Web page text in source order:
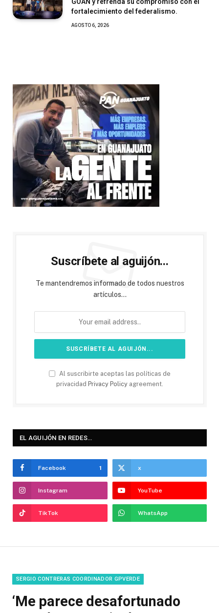
fortalecimiento del federalismo.
AGOSTO 6, 2026
Suscríbete al aguijón...
Te mantendremos informado de todos nuestros
artículos...
Al suscribirte aceptas las políticas de
privacidad Privacy Policy agreement.
EL AGUIJÓN EN REDES…
Facebook 1 x
Instagram YouTube
TikTok WhatsApp
SERGIO CONTRERAS COORDINADOR GPVERDE
‘Me parece desafortunado